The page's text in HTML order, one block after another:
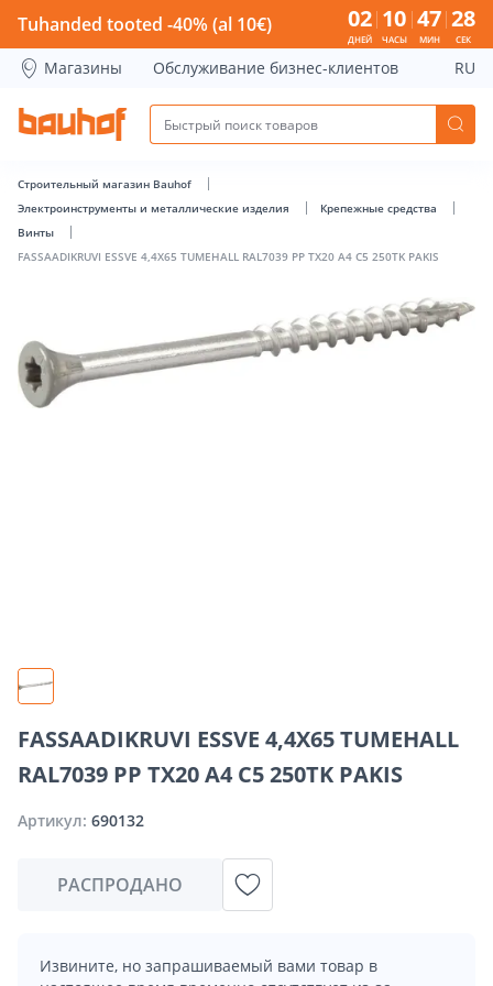
FASSAADIKRUVI ESSVE 4,4X65 TUMEHALL RAL7039 PP
Tuhanded tooted -40% (al 10€) 02
ДНЕЙ
10
ЧАСЫ
47
МИН
27
СЕК
Магазины Обслуживание бизнес-клиентов RU
Строительный магазин Bauhof
Электроинструменты и металлические изделия
Крепежные средства
Винты
FASSAADIKRUVI ESSVE 4,4X65 TUMEHALL RAL7039 PP TX20 A4 C5 250TK PAKIS
FASSAADIKRUVI ESSVE 4,4X65 TUMEHALL
RAL7039 PP TX20 A4 C5 250TK PAKIS
Артикул: 690132
РАСПРОДАНО
Извините, но запрашиваемый вами товар в